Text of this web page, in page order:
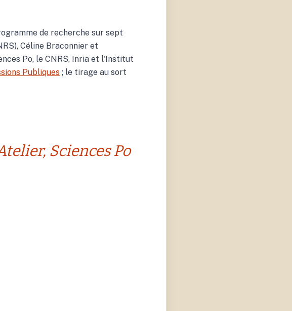
de recherche sur sept
Céline Braconnier et
Po, le CNRS, Inria et l'Institut
Publiques ; le tirage au sort
Sciences Po